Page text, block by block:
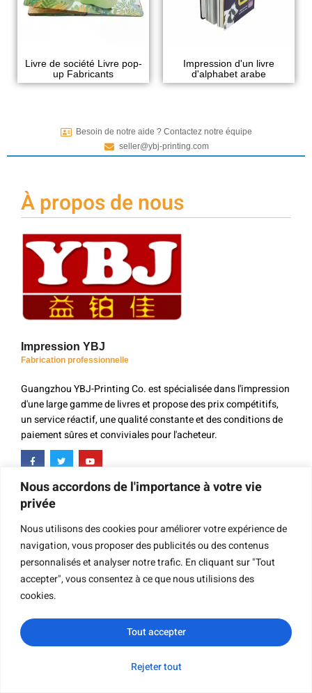
Nous accordons de l'importance à votre vie
privée
Nous utilisons des cookies pour améliorer votre expérience de
navigation, vous proposer des publicités ou des contenus
personnalisés et analyser notre trafic. En cliquant sur "Tout
accepter", vous consentez à ce que nous utilisions des
cookies.
Rejeter tout
Tout accepter
Livre de société Livre pop-
up Fabricants
Impression d'un livre
d'alphabet arabe
Besoin de notre aide ? Contactez notre équipe
seller@ybj-printing.com
À propos de nous
Impression YBJ
Fabrication professionnelle
Guangzhou YBJ-Printing Co. est spécialisée dans l'impression
d'une large gamme de livres et propose des prix compétitifs,
un service réactif, une qualité constante et des conditions de
paiement sûres et conviviales pour l'acheteur.
Contact
BUREAU PRINCIPAL
0086-20-34899188
Lora (Ventes)
export@ybj-printing.com
supply@ybj-printing.com
Demande de